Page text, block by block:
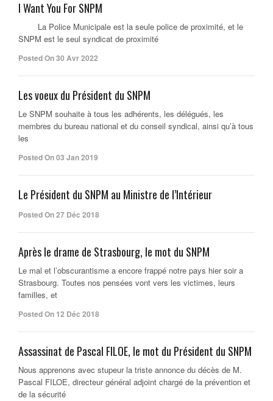
I Want You For SNPM
La Police Municipale est la seule police de proximité, et le
SNPM est le seul syndicat de proximité
Posted On 30 Avr 2022
Les voeux du Président du SNPM
Le SNPM souhaite à tous les adhérents, les délégués, les
membres du bureau national et du conseil syndical, ainsi qu’à tous
les
Posted On 03 Jan 2019
Le Président du SNPM au Ministre de l’Intérieur
Posted On 27 Déc 2018
Après le drame de Strasbourg, le mot du SNPM
Le mal et l’obscurantisme a encore frappé notre pays hier soir a
Strasbourg. Toutes nos pensées vont vers les victimes, leurs
familles, et
Posted On 12 Déc 2018
Assassinat de Pascal FILOE, le mot du Président du SNPM
Nous apprenons avec stupeur la triste annonce du décès de M.
Pascal FILOE, directeur général adjoint chargé de la prévention et
de la sécurité